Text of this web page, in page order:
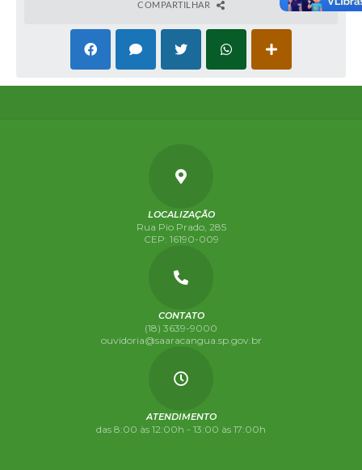
COMPARTILHAR
LOCALIZAÇÃO
Rua Pio Prado, 285
CEP: 16190-009
CONTATO
(18) 3639-9000
ouvidoria@saaracangua.sp.gov.br
ATENDIMENTO
das 8:00 às 12:00h - 13:00 às 17:00h